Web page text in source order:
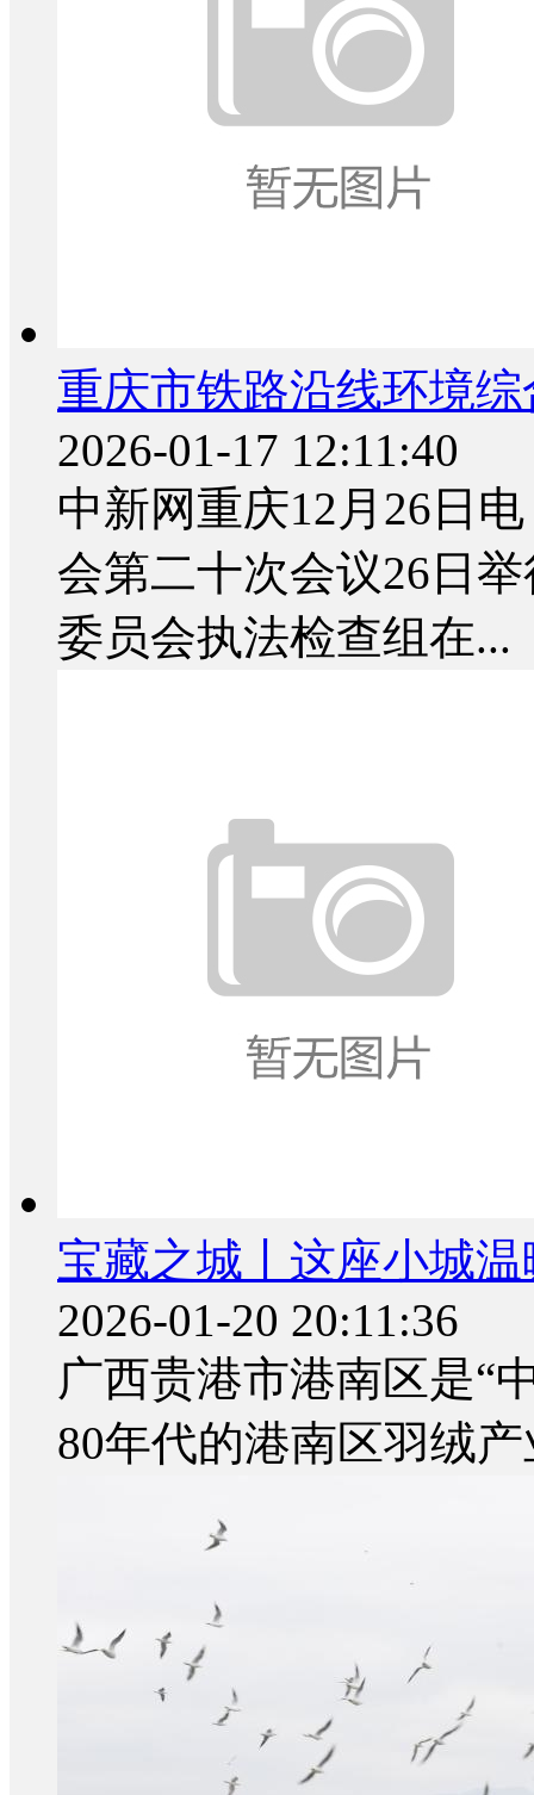
重庆市铁路沿线环境
2026-01-17 12:11:40
中新网重庆12月26日
会第二十次会议26日
委员会执法检查组在...
宝藏之城丨这座小城
2026-01-20 20:11:36
广西贵港市港南区是“
80年代的港南区羽绒